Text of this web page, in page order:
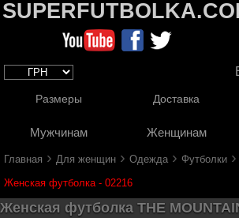
Размеры Доставка
Мужчинам Женщинам
Главная › Для женщин › Одежда › Футболки ›
Женская футболка - 02216
Женская футболка THE